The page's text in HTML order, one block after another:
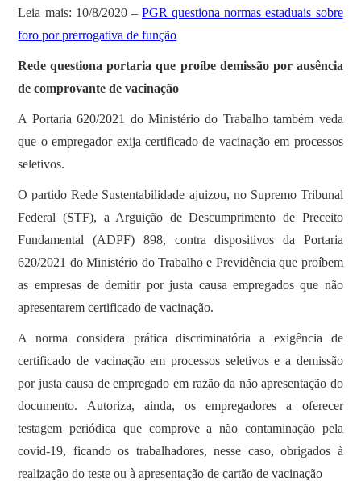
Leia mais: 10/8/2020 – PGR questiona normas estaduais sobre
foro por prerrogativa de função
Rede questiona portaria que proíbe demissão por ausência
de comprovante de vacinação
A Portaria 620/2021 do Ministério do Trabalho também veda
que o empregador exija certificado de vacinação em processos
seletivos.
O partido Rede Sustentabilidade ajuizou, no Supremo Tribunal
Federal (STF), a Arguição de Descumprimento de Preceito
Fundamental (ADPF) 898, contra dispositivos da Portaria
620/2021 do Ministério do Trabalho e Previdência que proíbem
as empresas de demitir por justa causa empregados que não
apresentarem certificado de vacinação.
A norma considera prática discriminatória a exigência de
certificado de vacinação em processos seletivos e a demissão
por justa causa de empregado em razão da não apresentação do
documento. Autoriza, ainda, os empregadores a oferecer
testagem periódica que comprove a não contaminação pela
covid-19, ficando os trabalhadores, nesse caso, obrigados à
realização do teste ou à apresentação de cartão de vacinação